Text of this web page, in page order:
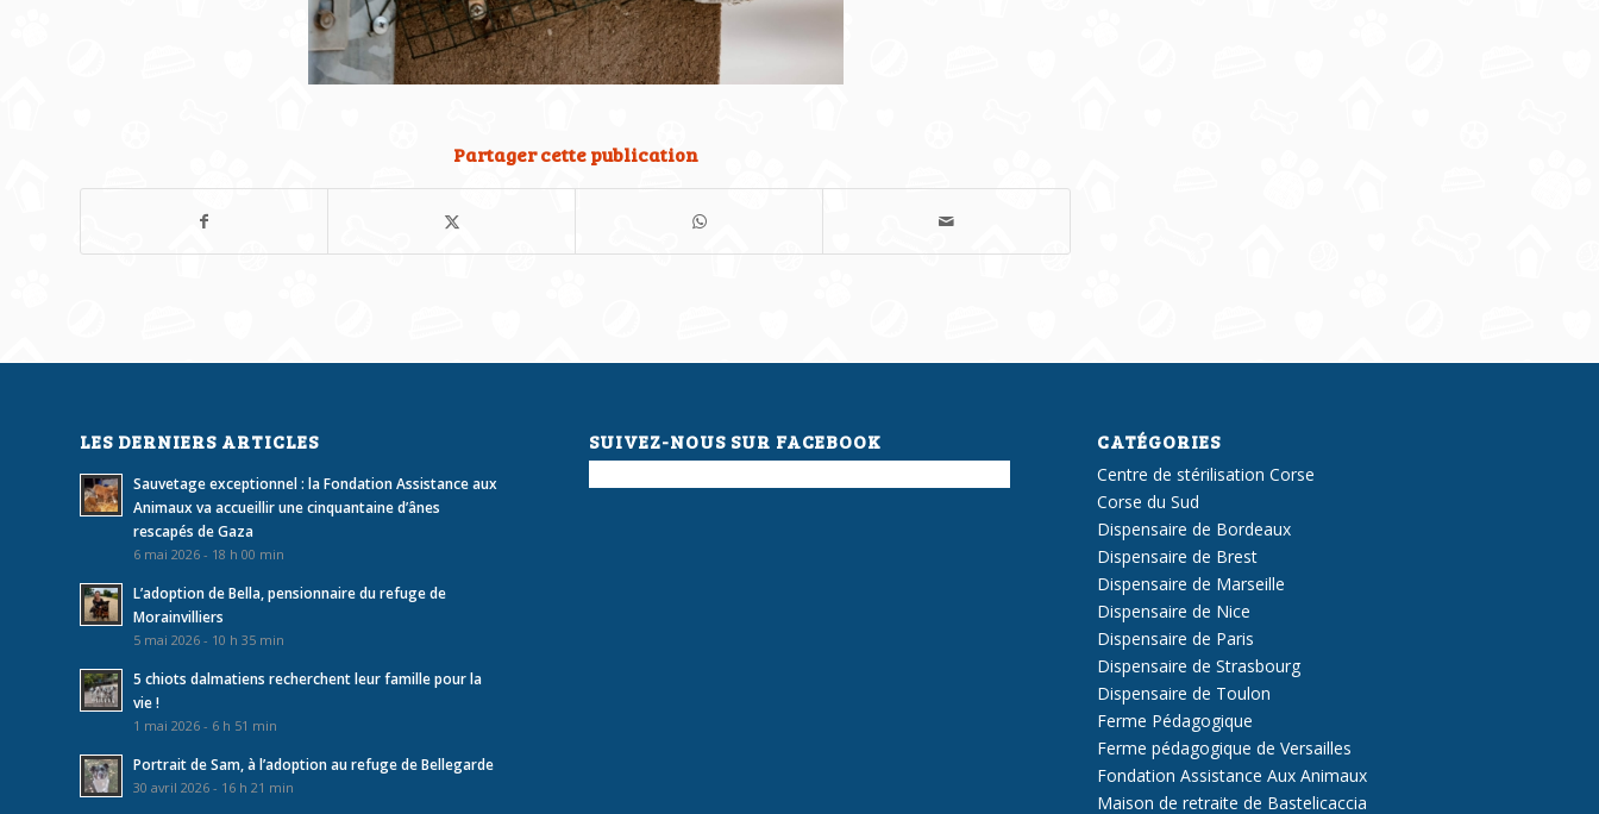
Partager cette publication
LES DERNIERS ARTICLES
Sauvetage exceptionnel : la Fondation Assistance aux
Animaux va accueillir une cinquantaine d’ânes
rescapés de Gaza
6 mai 2026 - 18 h 00 min
L’adoption de Bella, pensionnaire du refuge de
Morainvilliers
5 mai 2026 - 10 h 35 min
5 chiots dalmatiens recherchent leur famille pour la
vie !
1 mai 2026 - 6 h 51 min
Portrait de Sam, à l’adoption au refuge de Bellegarde
30 avril 2026 - 16 h 21 min
SUIVEZ-NOUS SUR FACEBOOK CATÉGORIES
Centre de stérilisation Corse
Corse du Sud
Dispensaire de Bordeaux
Dispensaire de Brest
Dispensaire de Marseille
Dispensaire de Nice
Dispensaire de Paris
Dispensaire de Strasbourg
Dispensaire de Toulon
Ferme Pédagogique
Ferme pédagogique de Versailles
Fondation Assistance Aux Animaux
Maison de retraite de Bastelicaccia